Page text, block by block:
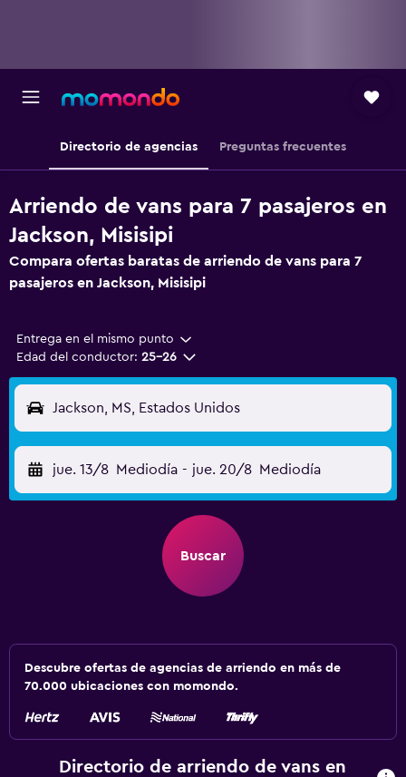
Directorio de agencias Preguntas frecuentes
Arriendo de vans para 7 pasajeros en
Jackson, Misisipi
Compara ofertas baratas de arriendo de vans para 7
pasajeros en Jackson, Misisipi
Entrega en el mismo punto
Edad del conductor: 25-26
Jackson, MS, Estados Unidos
jue. 13/8 Mediodía - jue. 20/8 Mediodía
Buscar
Descubre ofertas de agencias de arriendo en más de
70.000 ubicaciones con momondo.
Directorio de arriendo de vans en